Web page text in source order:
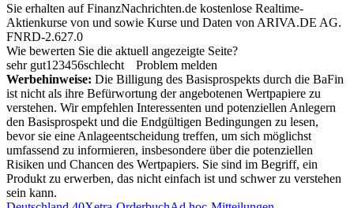
Sie erhalten auf FinanzNachrichten.de kostenlose Realtime-
Aktienkurse von und sowie Kurse und Daten von ARIVA.DE AG.
FNRD-2.627.0
Wie bewerten Sie die aktuell angezeigte Seite?
sehr gut1 23456schlecht
Problem melden
Werbehinweise: Die Billigung des Basisprospekts durch die BaFin
ist nicht als ihre Befürwortung der angebotenen Wertpapiere zu
verstehen. Wir empfehlen Interessenten und potenziellen Anlegern
den Basisprospekt und die Endgültigen Bedingungen zu lesen,
bevor sie eine Anlageentscheidung treffen, um sich möglichst
umfassend zu informieren, insbesondere über die potenziellen
Risiken und Chancen des Wertpapiers. Sie sind im Begriff, ein
Produkt zu erwerben, das nicht einfach ist und schwer zu verstehen
sein kann.